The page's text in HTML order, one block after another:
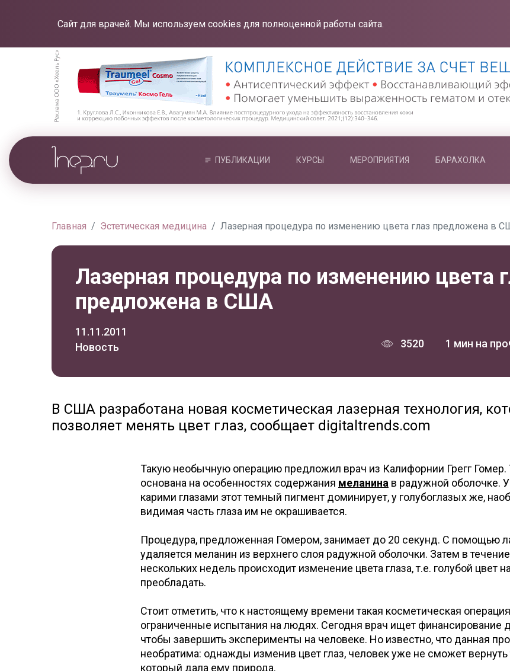
Сайт для врачей. Мы используем cookies для полноценной работы сайта.
ПУБЛИКАЦИИ КУРСЫ МЕРОПРИЯТИЯ БАРАХОЛКА
Главная Эстетическая медицина Лазерная процедура по изменению цвета глаз предложена в
Лазерная процедура по изменению цвета
предложена в США
11.11.2011
Новость
3520 1 мин на
В США разработана новая косметическая лазерная технология,
позволяет менять цвет глаз, сообщает digitaltrends.com
Такую необычную операцию предложил врач из Калифорнии Грегг Гомер.
основана на особенностях содержания меланина в радужной оболочке.
карими глазами этот темный пигмент доминирует, у голубоглазых же,
видимая часть глаза им не окрашивается.
Процедура, предложенная Гомером, занимает до 20 секунд. С помощью
удаляется меланин из верхнего слоя радужной оболочки. Затем в течение
нескольких недель происходит изменение цвета глаза, т.е. голубой цвет
преобладать.
Стоит отметить, что к настоящему времени такая косметическая
ограниченные испытания на людях. Сегодня врач ищет финансирование
чтобы завершить эксперименты на человеке. Но известно, что данная
необратима: однажды изменив цвет глаз, человек уже не сможет вернуть
который дала ему природа.